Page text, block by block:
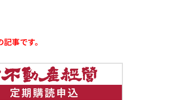
事です。